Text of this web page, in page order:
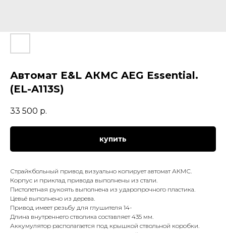
Автомат E&L АКМС AEG Essential.
(EL-A113S)
33 500 р.
купить
Страйкбольный привод визуально копирует автомат АКМС.
Корпус и приклад привода выполнены из стали.
Пистолетная рукоять выполнена из ударопрочного пластика.
Цевьё выполнено из дерева.
Привод имеет резьбу для глушителя 14-
Длина внутреннего стволика составляет 435 мм.
Аккумулятор располагается под крышкой ствольной коробки.